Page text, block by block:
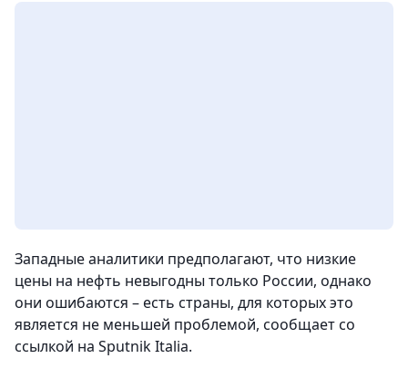
Западные аналитики предполагают, что низкие
цены на нефть невыгодны только России, однако
они ошибаются – есть страны, для которых это
является не меньшей проблемой, сообщает со
ссылкой на Sputnik Italia.